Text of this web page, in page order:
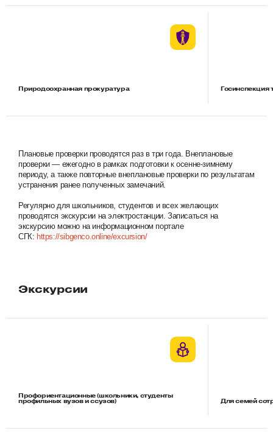
Природоохранная прокуратура Госинспекция
Плановые проверки проводятся раз в три года. Внеплановые
проверки — ежегодно в рамках подготовки к осенне-зимнему
периоду, а также повторные внеплановые проверки по результатам
устранения ранее полученных замечаний.
Регулярно для школьников, студентов и всех желающих
проводятся экскурсии на электростанции. Записаться на
экскурсию можно на информационном портале
СГК: https://sibgenco.online/excursion/
Экскурсии
Профориентационные (школьники, студенты
профильных вузов и ссузов) Для семей